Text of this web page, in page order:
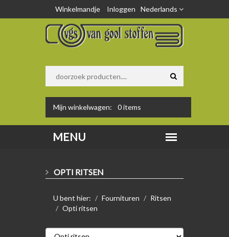
Nederlands
Winkelmandje Inloggen
Mijn winkelwagen: 0items
OPTI RITSEN
U bent hier: Fournituren
Ritsen
Opti ritsen